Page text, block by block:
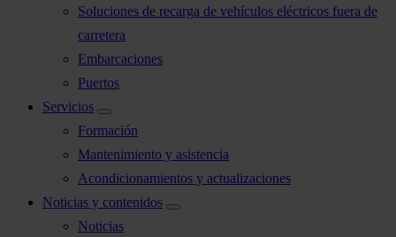
Soluciones de recarga de vehículos eléctricos fuera de
carretera
Embarcaciones
Puertos
Servicios
Formación
Mantenimiento y asistencia
Acondicionamientos y actualizaciones
Noticias y contenidos
Noticias